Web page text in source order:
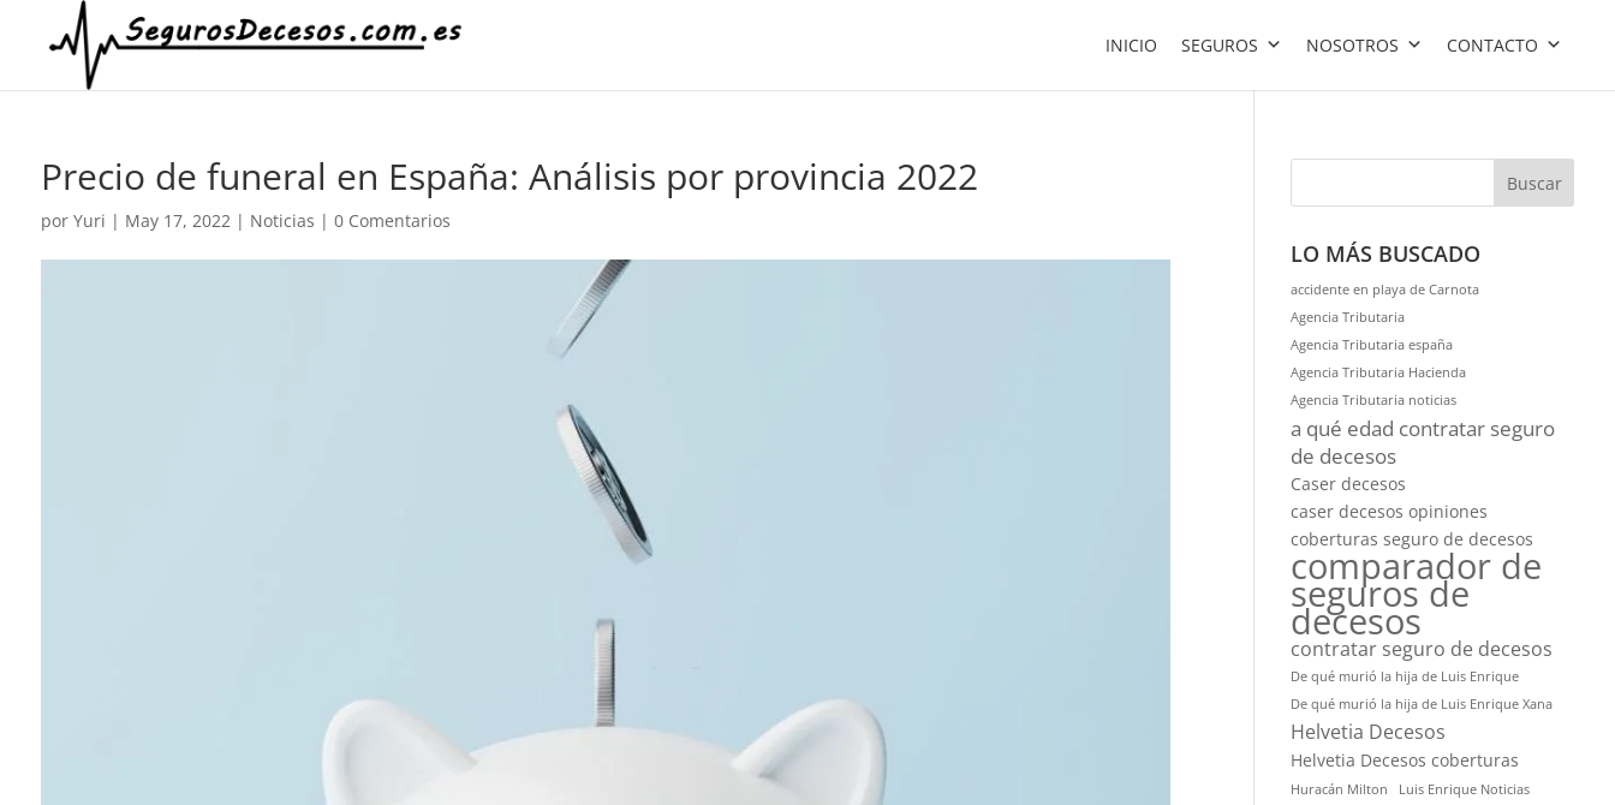
INICIO SEGUROS NOSOTROS CONTACTO
Precio de funeral en España: Análisis por provincia 2022
por Yuri | May 17, 2022| Noticias | 0 Comentarios
Buscar
LO MÁS BUSCADO
accidente en playa de Carnota
Agencia Tributaria
Agencia Tributaria españa
Agencia Tributaria Hacienda
Agencia Tributaria noticias
a qué edad contratar seguro
de decesos
Caser decesos
caser decesos opiniones
coberturas seguro de decesos
comparador de
seguros de
decesos
contratar seguro de decesos
De qué murió la hija de Luis Enrique
De qué murió la hija de Luis Enrique Xana
Helvetia Decesos
Helvetia Decesos coberturas
Huracán Milton
Luis Enrique Noticias